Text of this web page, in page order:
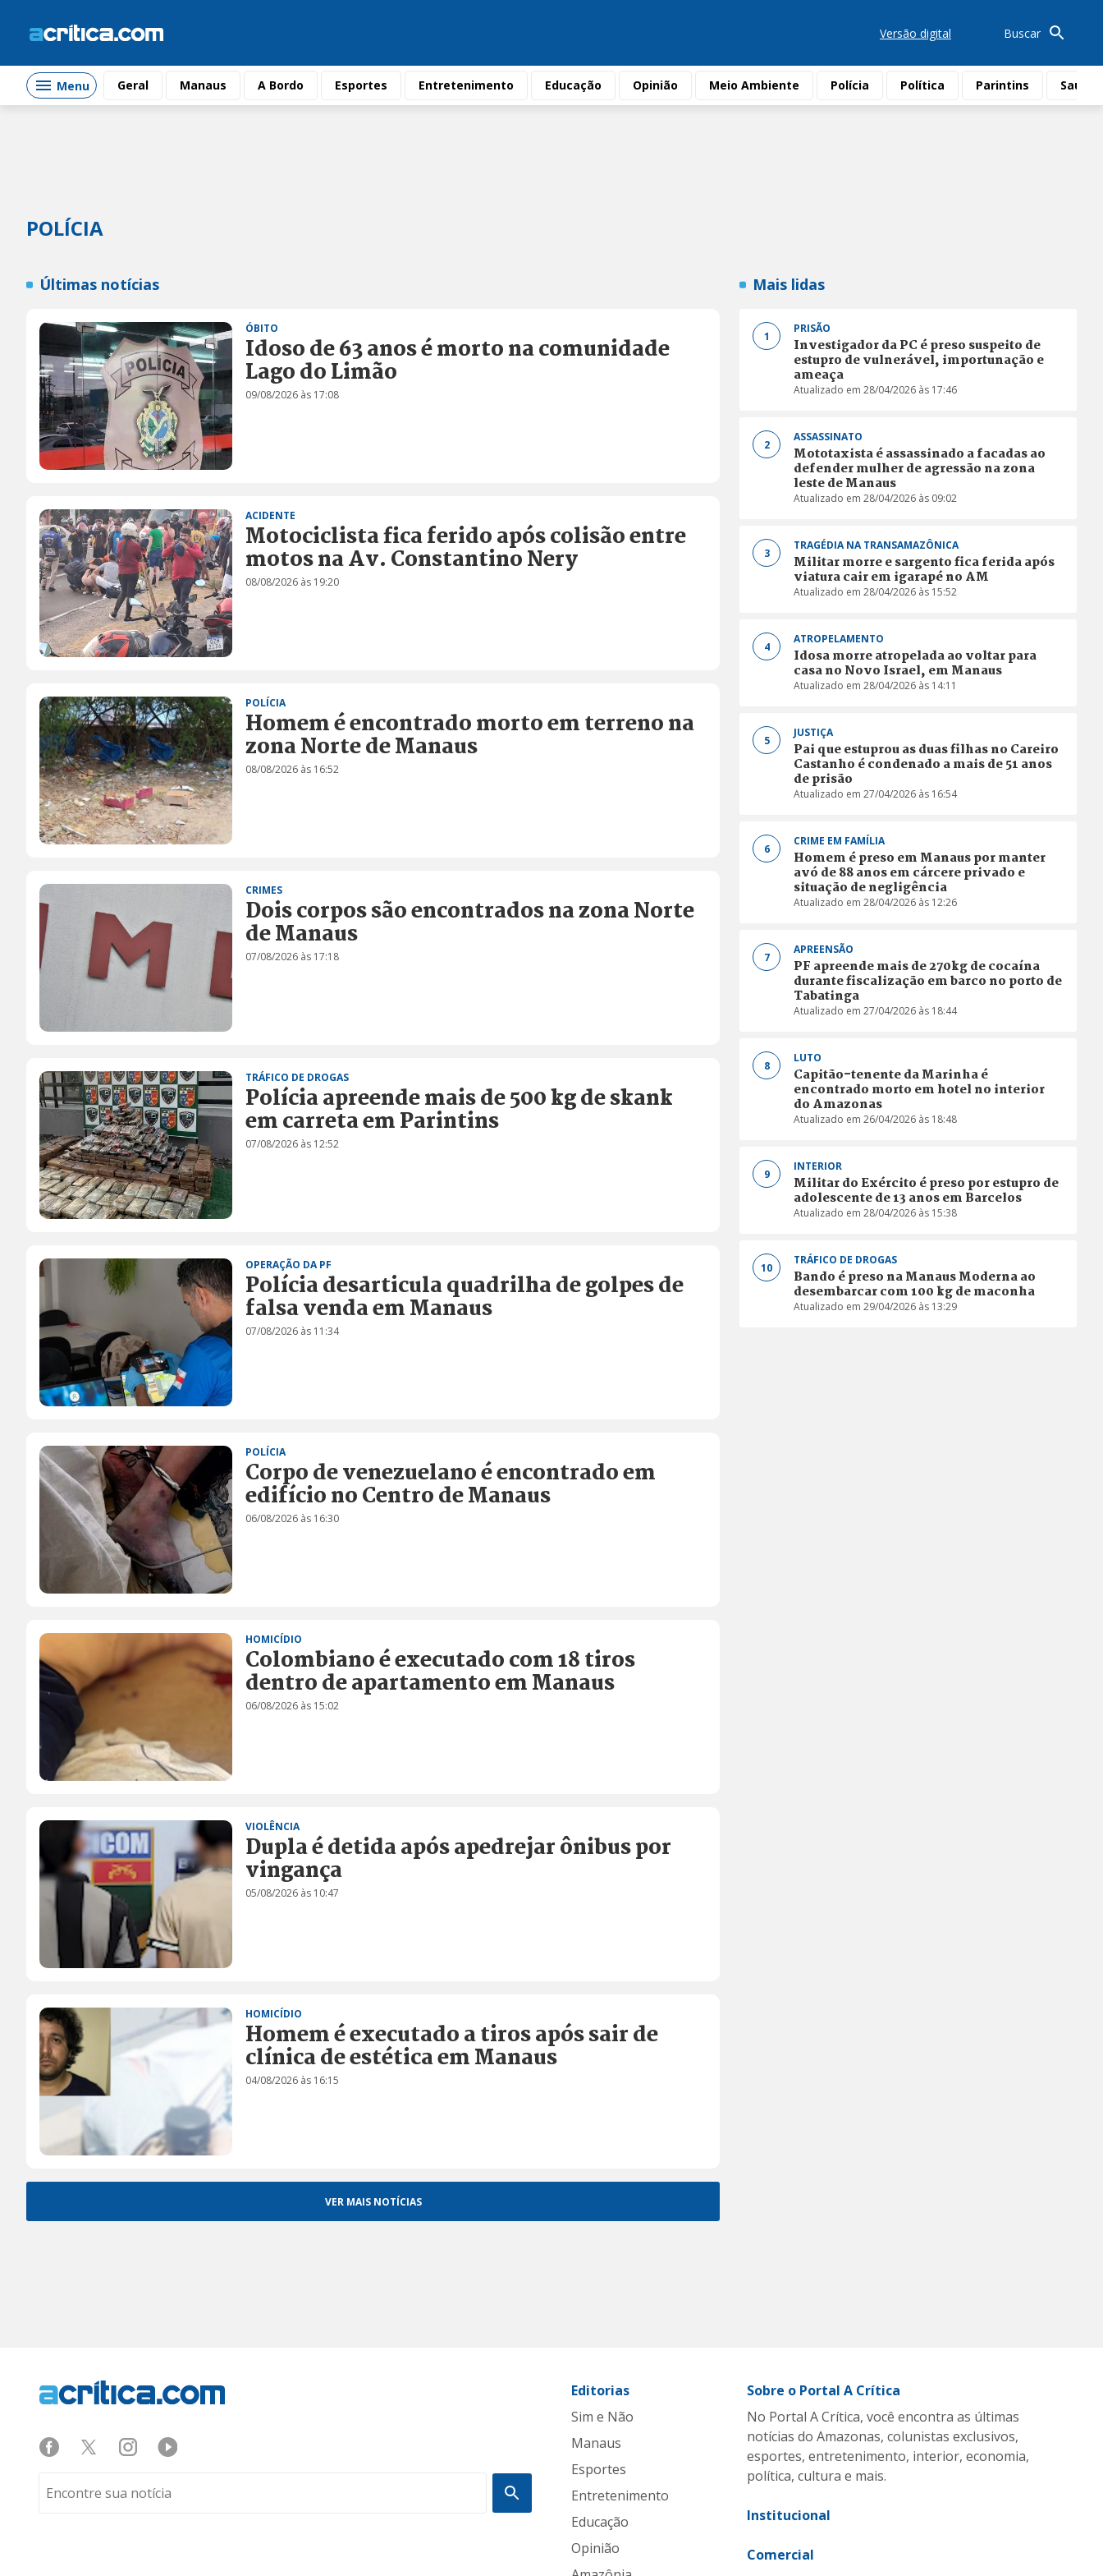
Versão digital Buscar
Menu Geral Manaus A Bordo Esportes Entretenimento Educação Opinião Meio Ambiente Polícia Política Parintins Saúde
POLÍCIA
Últimas notícias
ÓBITO
Idoso de 63 anos é morto na comunidade
Lago do Limão
09/08/2026 às 17:08
ACIDENTE
Motociclista fica ferido após colisão entre
motos na Av. Constantino Nery
08/08/2026 às 19:20
POLÍCIA
Homem é encontrado morto em terreno na
zona Norte de Manaus
08/08/2026 às 16:52
CRIMES
Dois corpos são encontrados na zona Norte
de Manaus
07/08/2026 às 17:18
TRÁFICO DE DROGAS
Polícia apreende mais de 500 kg de skank
em carreta em Parintins
07/08/2026 às 12:52
OPERAÇÃO DA PF
Polícia desarticula quadrilha de golpes de
falsa venda em Manaus
07/08/2026 às 11:34
POLÍCIA
Corpo de venezuelano é encontrado em
edifício no Centro de Manaus
06/08/2026 às 16:30
HOMICÍDIO
Colombiano é executado com 18 tiros
dentro de apartamento em Manaus
06/08/2026 às 15:02
VIOLÊNCIA
Dupla é detida após apedrejar ônibus por
vingança
05/08/2026 às 10:47
HOMICÍDIO
Homem é executado a tiros após sair de
clínica de estética em Manaus
04/08/2026 às 16:15
VER MAIS NOTÍCIAS
Mais lidas
1
PRISÃO
Investigador da PC é preso suspeito de
estupro de vulnerável, importunação e
ameaça
Atualizado em 28/04/2026 às 17:46
2
ASSASSINATO
Mototaxista é assassinado a facadas ao
defender mulher de agressão na zona
leste de Manaus
Atualizado em 28/04/2026 às 09:02
3
TRAGÉDIA NA TRANSAMAZÔNICA
Militar morre e sargento fica ferida após
viatura cair em igarapé no AM
Atualizado em 28/04/2026 às 15:52
4
ATROPELAMENTO
Idosa morre atropelada ao voltar para
casa no Novo Israel, em Manaus
Atualizado em 28/04/2026 às 14:11
5
JUSTIÇA
Pai que estuprou as duas filhas no Careiro
Castanho é condenado a mais de 51 anos
de prisão
Atualizado em 27/04/2026 às 16:54
6
CRIME EM FAMÍLIA
Homem é preso em Manaus por manter
avó de 88 anos em cárcere privado e
situação de negligência
Atualizado em 28/04/2026 às 12:26
7
APREENSÃO
PF apreende mais de 270kg de cocaína
durante fiscalização em barco no porto de
Tabatinga
Atualizado em 27/04/2026 às 18:44
8
LUTO
Capitão-tenente da Marinha é
encontrado morto em hotel no interior
do Amazonas
Atualizado em 26/04/2026 às 18:48
9
INTERIOR
Militar do Exército é preso por estupro de
adolescente de 13 anos em Barcelos
Atualizado em 28/04/2026 às 15:38
10
TRÁFICO DE DROGAS
Bando é preso na Manaus Moderna ao
desembarcar com 100 kg de maconha
Atualizado em 29/04/2026 às 13:29
Editorias
Sim e Não
Manaus
Esportes
Entretenimento
Educação
Opinião
Sobre o Portal A Crítica
No Portal A Crítica, você encontra as últimas
notícias do Amazonas, colunistas exclusivos,
esportes, entretenimento, interior, economia,
política, cultura e mais.
Institucional
Comercial